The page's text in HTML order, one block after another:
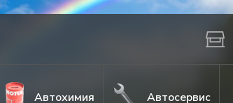
Автохимия Автосервис